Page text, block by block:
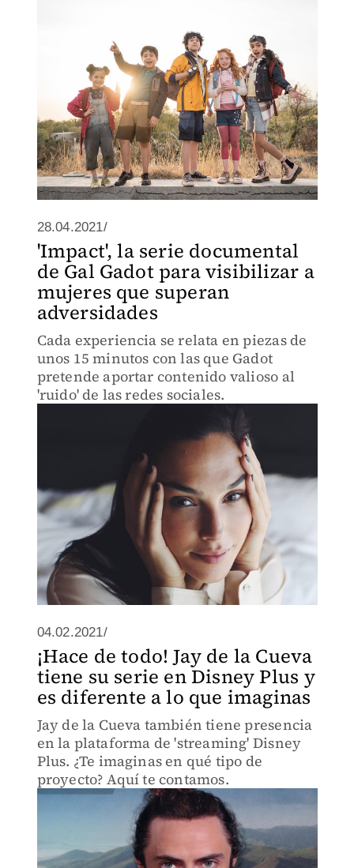
28.04.2021/
'Impact', la serie documental
de Gal Gadot para visibilizar a
mujeres que superan
adversidades
Cada experiencia se relata en piezas de
unos 15 minutos con las que Gadot
pretende aportar contenido valioso al
'ruido' de las redes sociales.
04.02.2021/
¡Hace de todo! Jay de la Cueva
tiene su serie en Disney Plus y
es diferente a lo que imaginas
Jay de la Cueva también tiene presencia
en la plataforma de 'streaming' Disney
Plus. ¿Te imaginas en qué tipo de
proyecto? Aquí te contamos.